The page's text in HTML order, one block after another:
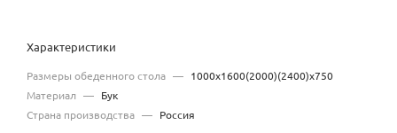
Характеристики
Размеры обеденного стола — 1000х1600(2000)(2400)х750
Материал — Бук
Страна производства — Россия